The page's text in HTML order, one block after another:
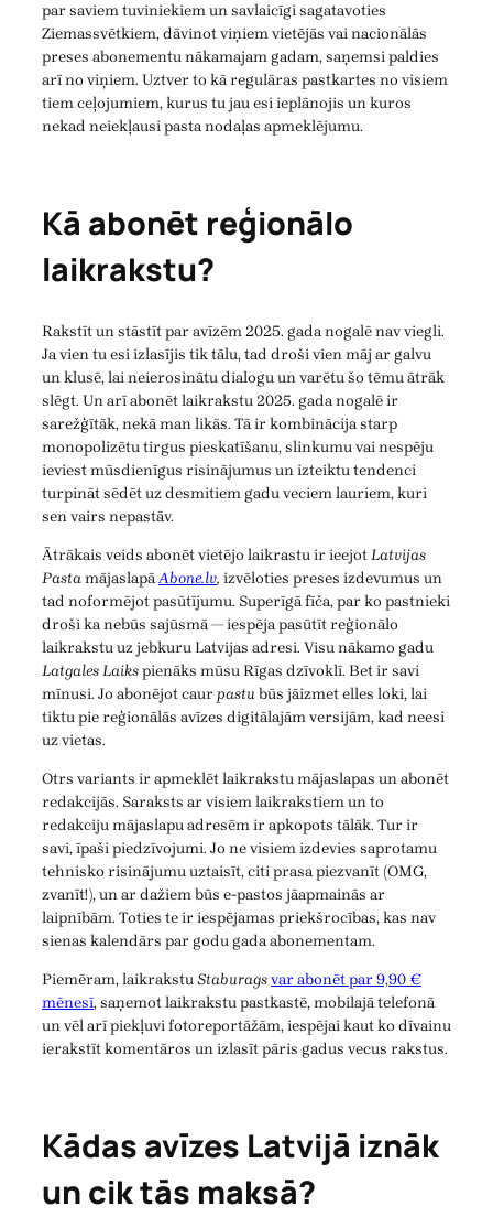
par saviem tuviniekiem un savlaicīgi sagatavoties
Ziemassvētkiem, dāvinot viņiem vietējās vai nacionālās
preses abonementu nākamajam gadam, saņemsi paldies
arī no viņiem. Uztver to kā regulāras pastkartes no visiem
tiem ceļojumiem, kurus tu jau esi ieplānojis un kuros
nekad neiekļausi pasta nodaļas apmeklējumu.
Kā abonēt reģionālo
laikrakstu?
Rakstīt un stāstīt par avīzēm 2025. gada nogalē nav viegli.
Ja vien tu esi izlasījis tik tālu, tad droši vien māj ar galvu
un klusē, lai neierosinātu dialogu un varētu šo tēmu ātrāk
slēgt. Un arī abonēt laikrakstu 2025. gada nogalē ir
sarežģītāk, nekā man likās. Tā ir kombinācija starp
monopolizētu tirgus pieskatīšanu, slinkumu vai nespēju
ieviest mūsdienīgus risinājumus un izteiktu tendenci
turpināt sēdēt uz desmitiem gadu veciem lauriem, kuri
sen vairs nepastāv.
Ātrākais veids abonēt vietējo laikrastu ir ieejotLatvijas
PastamājaslapāAbone.lv, izvēloties preses izdevumus un
tad noformējot pasūtījumu. Superīgā fīča, par ko pastnieki
droši ka nebūs sajūsmā — iespēja pasūtīt reģionālo
laikrakstu uz jebkuru Latvijas adresi. Visu nākamo gadu
Latgales Laikspienāks mūsu Rīgas dzīvoklī. Bet ir savi
mīnusi. Jo abonējot caurpastubūs jāizmet elles loki, lai
tiktu pie reģionālās avīzes digitālajām versijām, kad neesi
uz vietas.
Otrs variants ir apmeklēt laikrakstu mājaslapas un abonēt
redakcijās. Saraksts ar visiem laikrakstiem un to
redakciju mājaslapu adresēm ir apkopots tālāk. Tur ir
savi, īpaši piedzīvojumi. Jo ne visiem izdevies saprotamu
tehnisko risinājumu uztaisīt, citi prasa piezvanīt (OMG,
zvanīt!), un ar dažiem būs e-pastos jāapmainās ar
laipnībām. Toties te ir iespējamas priekšrocības, kas nav
sienas kalendārs par godu gada abonementam.
Piemēram, laikrakstuStaburagsvar abonēt par 9,90 €
mēnesī, saņemot laikrakstu pastkastē, mobilajā telefonā
un vēl arī piekļuvi fotoreportāžām, iespējai kaut ko dīvainu
ierakstīt komentāros un izlasīt pāris gadus vecus rakstus.
Kādas avīzes Latvijā iznāk
un cik tās maksā?